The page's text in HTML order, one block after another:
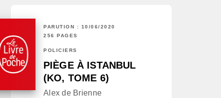
PARUTION : 10/06/2020
256 PAGES
POLICIERS
PIÈGE À ISTANBUL
(KO, TOME 6)
Alex de Brienne